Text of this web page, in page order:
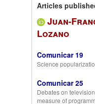
Articles
Juan-
Lozano
Comunicar 19
Science
Comunicar 25
Debates on
measure of